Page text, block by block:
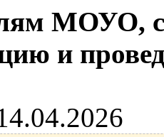
МОУО,
и